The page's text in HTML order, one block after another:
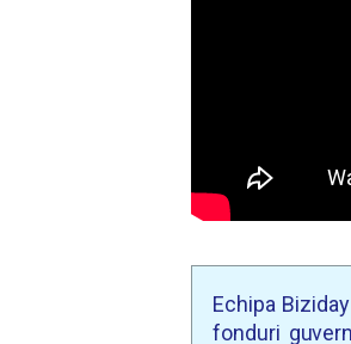
Echipa
fonduri